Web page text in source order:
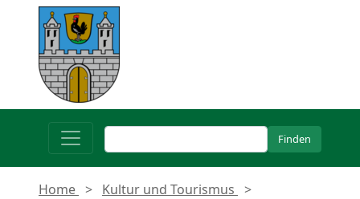
Home
Kultur und Tourismus